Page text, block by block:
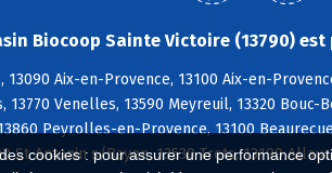
cookies : pour assurer une performance
Biocoop Sainte Victoire (13790) est
13090 Aix-en-Provence, 13100 Aix-en-
13770 Venelles, 13590 Meyreuil, 13320 Bouc-
Peyrolles-en-Provence, 13100
St-Antonin s/Bayon, 13530 Trets, 13190